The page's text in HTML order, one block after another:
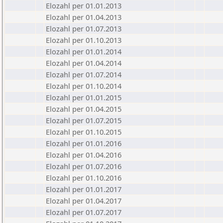
Elozahl per 01.01.2013
Elozahl per 01.04.2013
Elozahl per 01.07.2013
Elozahl per 01.10.2013
Elozahl per 01.01.2014
Elozahl per 01.04.2014
Elozahl per 01.07.2014
Elozahl per 01.10.2014
Elozahl per 01.01.2015
Elozahl per 01.04.2015
Elozahl per 01.07.2015
Elozahl per 01.10.2015
Elozahl per 01.01.2016
Elozahl per 01.04.2016
Elozahl per 01.07.2016
Elozahl per 01.10.2016
Elozahl per 01.01.2017
Elozahl per 01.04.2017
Elozahl per 01.07.2017